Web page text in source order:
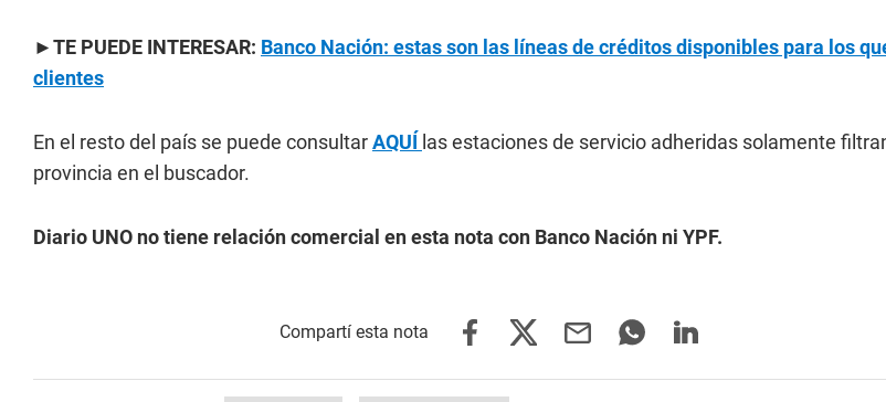
►TE PUEDE INTERESAR: Banco Nación: estas son las líneas de créditos disponibles para los
clientes
En el resto del país se puede consultarAQUÍ las estaciones de servicio adheridas solamente
provincia en el buscador.
Diario UNO no tiene relación comercial en esta nota con Banco Nación ni YPF.